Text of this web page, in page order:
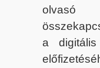
olvasó
a